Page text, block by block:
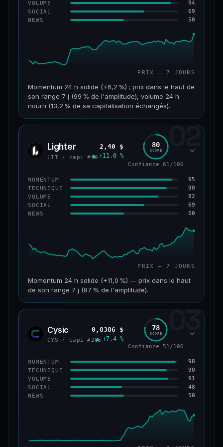
VOLUME 94
SOCIAL 69
NEWS 50
PRIX — 7 JOURS
Momentum 24 h solide (+6,2 %) ; prix dans le haut de
son range 7 j (99 % de l'amplitude), volume 24 h
nourri (13,2 % de sa capitalisation échangés).
CAP. MARCHÉ VOLUME 24 H
VAR. 7 J VAR. 30 J
+32,8 %
VS ATH
−93,6 %
CONFIANCE 64/100
02
LIT Lighter
LIT · capi #90
2,40 $
▲ +11,0 %
80
SCORE
Confiance 61/100
MOMENTUM 95
TECHNIQUE 90
VOLUME 82
SOCIAL 69
NEWS 50
PRIX — 7 JOURS
Momentum 24 h solide (+11,0 %) — prix dans le haut
de son range 7 j (97 % de l'amplitude).
CAP. MARCHÉ VOLUME 24 H
VAR. 7 J VAR. 30 J
+2,1 %
VS ATH
−69,5 % #90
CONFIANCE 61/100
03
CYS Cysic
CYS · capi #205
0,8386 $
▲ +7,4 %
78
SCORE
Confiance 51/100
MOMENTUM 98
TECHNIQUE 90
VOLUME 91
SOCIAL 48
NEWS 50